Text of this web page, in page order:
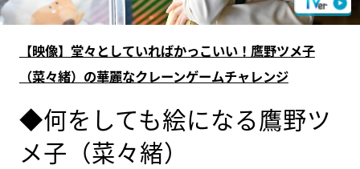
【映像】堂々としていればかっこいい！鷹野ツメ子
（菜々緒）の華麗なクレーンゲームチャレンジ
◆何をしても絵になる鷹野ツ
メ子（菜々緒）